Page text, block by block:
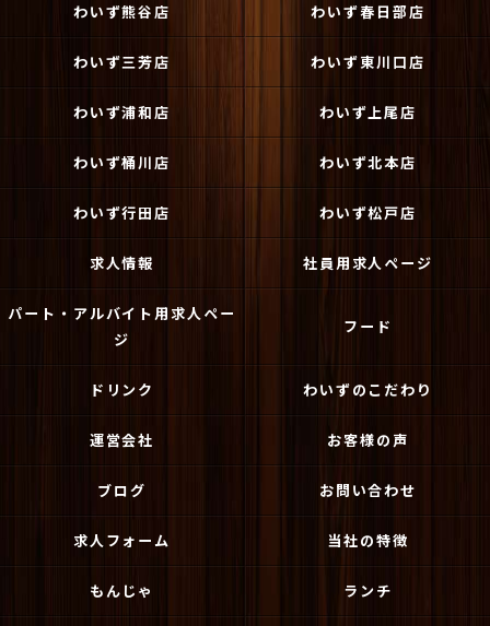
わいず熊谷店 わいず春日部店
わいず三芳店 わいず東川口店
わいず浦和店 わいず上尾店
わいず桶川店 わいず北本店
わいず行田店 わいず松戸店
求人情報 社員用求人ページ
パート・アルバイト用求人ペー
ジ
フード
ドリンク わいずのこだわり
運営会社 お客様の声
ブログ お問い合わせ
求人フォーム 当社の特徴
もんじゃ ランチ